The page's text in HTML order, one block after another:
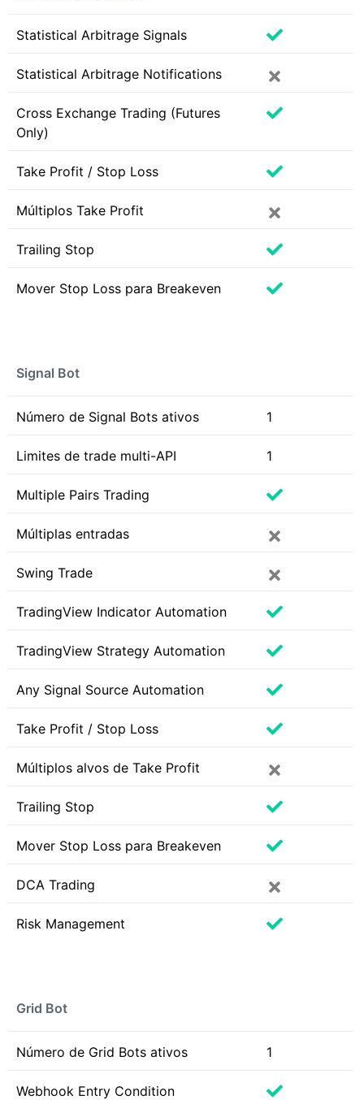
Statistical Arbitrage Signals
Statistical Arbitrage Notifications
Cross Exchange Trading (Futures
Only)
Take Profit / Stop Loss
Múltiplos Take Profit
Trailing Stop
Mover Stop Loss para Breakeven
Signal Bot
Número de Signal Bots ativos 1
Limites de trade multi-API 1
Multiple Pairs Trading
Múltiplas entradas
Swing Trade
TradingView Indicator Automation
TradingView Strategy Automation
Any Signal Source Automation
Take Profit / Stop Loss
Múltiplos alvos de Take Profit
Trailing Stop
Mover Stop Loss para Breakeven
DCA Trading
Risk Management
Grid Bot
Número de Grid Bots ativos 1
Webhook Entry Condition